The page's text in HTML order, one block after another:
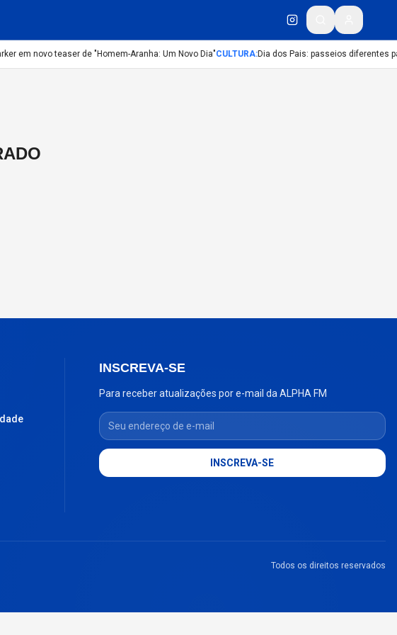
em novo teaser de "Homem-Aranha: Um Novo Dia"CULTURA:Dia dos Pais: passeios diferentes
INSCREVA-SE
Para receber atualizações por e-mail da ALPHA FM
Seu endereço de e-mail
INSCREVA-SE
Todos os direitos reservados